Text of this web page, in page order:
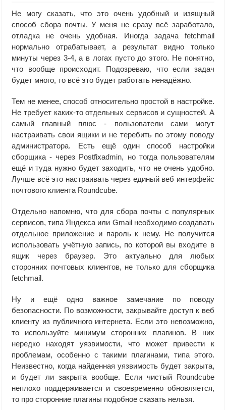
Не могу сказать, что это очень удобный и изящный
способ сбора почты. У меня не сразу всё заработало,
отладка не очень удобная. Иногда задача fetchmail
нормально отрабатывает, а результат видно только
минуты через 3-4, а в логах пусто до этого. Не понятно,
что вообще происходит. Подозреваю, что если задач
будет много, то всё это будет работать ненадёжно.
Тем не менее, споcоб относительно простой в настройке.
Не требует каких-то отдельных сервисов и сущностей. А
самый главный плюс - пользователи сами могут
настраивать свои ящики и не теребить по этому поводу
администратора. Есть ещё один способ настройки
сборщика - через Postfixadmin, но тогда пользователям
ещё и туда нужно будет заходить, что не очень удобно.
Лучше всё это настраивать через единый веб интерфейс
почтового клиента Roundcube.
Отдельно напомню, что для сбора почты с популярных
сервисов, типа Яндекса или Gmail необходимо создавать
отдельное приложение и пароль к нему. Не получится
использовать учётную запись, по которой вы входите в
ящик через браузер. Это актуально для любых
сторонних почтовых клиентов, не только для сборщика
fetchmail.
Ну и ещё одно важное замечание по поводу
безопасности. По возможности, закрывайте доступ к веб
клиенту из публичного интернета. Если это невозможно,
то используйте минимум сторонних плагинов. В них
нередко находят уязвимости, что может привести к
проблемам, особенно с такими плагинами, типа этого.
Неизвестно, когда найденная уязвимость будет закрыта,
и будет ли закрыта вообще. Если чистый Roundcube
неплохо поддерживается и своевременно обновляется,
то про сторонние плагины подобное сказать нельзя.